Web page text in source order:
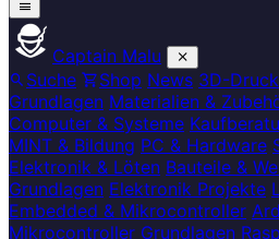
Captain Malu
Suche
Shop News 3D-Druck
Grundlagen Materialien &
Computer & Systeme
MINT & Bildung PC & Hardware
Elektronik & Löten Bauteile &
Grundlagen Elektronik Projekte
Embedded & Mikrocontroller
Mikrocontroller Grundlagen